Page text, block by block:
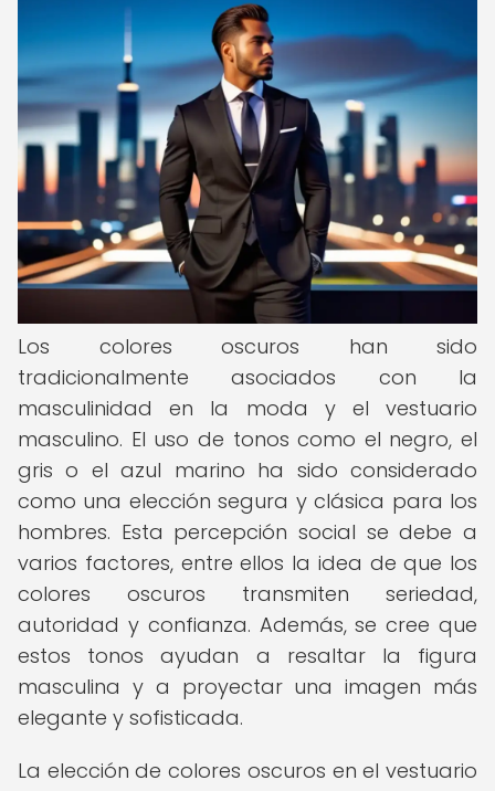
Los colores oscuros han sido
tradicionalmente asociados con la
masculinidad en la moda y el vestuario
masculino. El uso de tonos como el negro, el
gris o el azul marino ha sido considerado
como una elección segura y clásica para los
hombres. Esta percepción social se debe a
varios factores, entre ellos la idea de que los
colores oscuros transmiten seriedad,
autoridad y confianza. Además, se cree que
estos tonos ayudan a resaltar la figura
masculina y a proyectar una imagen más
elegante y sofisticada.
La elección de colores oscuros en el vestuario